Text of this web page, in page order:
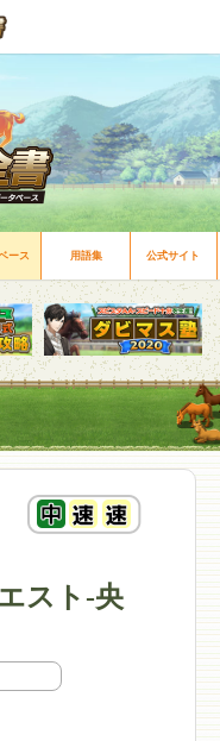
ース 用語集 公式サイト
スト-央